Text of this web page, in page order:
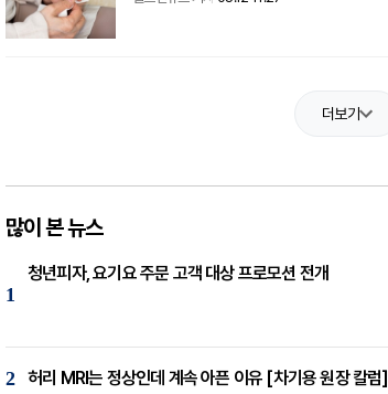
더보기
많이 본 뉴스
1
청년피자, 요기요 주문 고객 대상 프로모션 전개
2 허리 MRI는 정상인데 계속 아픈 이유 [차기용 원장 칼럼]